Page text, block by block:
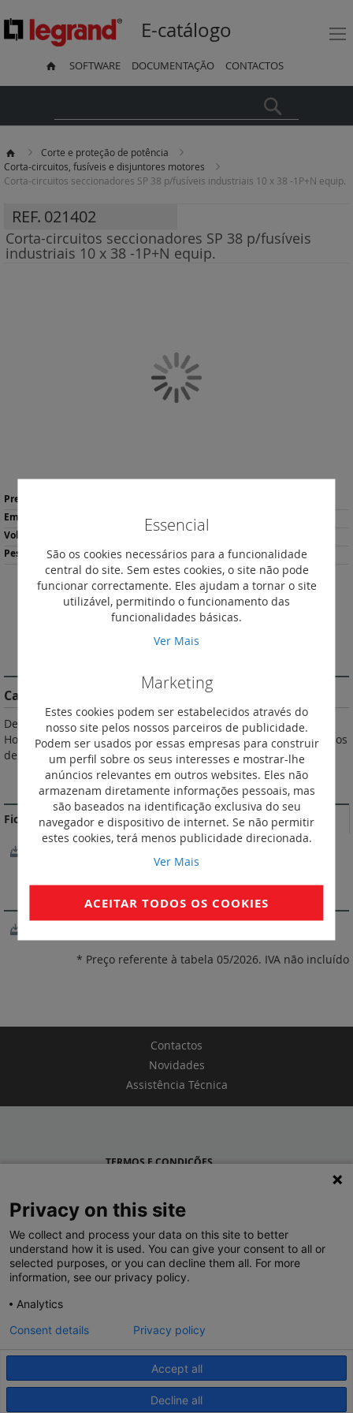
E-catálogo
SOFTWARE DOCUMENTAÇÃO CONTACTOS
Corte e proteção de potência
Corta-circuitos, fusíveis e disjuntores motores
Corta-circuitos seccionadores SP 38 p/fusíveis industriais 10 x 38 -1P+N equip.
REF. 021402
Corta-circuitos seccionadores SP 38 p/fusíveis
industriais 10 x 38 -1P+N equip.
Mais
informação
760
Descarregar
Ficha de Produto
Imprimir
Saltar
Galeria
de
imagens
Características do Produto
De acordo com as normas NF C 63-210 e IEC 60269-2.
Homologação Bureau Veritas.Altura sob painel 44 mm. Parafusos
de cabeça mista. Fixação por parafusos ou em calha.
MAIS INFORMAÇÃO
Fichas Técnicas
SOFTWARE
* Preço referente à tabela 05/2026. IVA não incluído
Contactos
Novidades
Assistência Técnica
Essencial
São os cookies necessários para a funcionalidade
central do site. Sem estes cookies, o site não pode
funcionar correctamente. Eles ajudam a tornar o site
utilizável, permitindo o funcionamento das
funcionalidades básicas.
Ver Mais
Marketing
Estes cookies podem ser estabelecidos através do
nosso site pelos nossos parceiros de publicidade.
Podem ser usados por essas empresas para construir
um perfil sobre os seus interesses e mostrar-lhe
anúncios relevantes em outros websites. Eles não
armazenam diretamente informações pessoais, mas
são baseados na identificação exclusiva do seu
navegador e dispositivo de internet. Se não permitir
estes cookies, terá menos publicidade direcionada.
Ver Mais
ACEITAR TODOS OS COOKIES
TERMOS E CONDIÇÕES
LEGRAND PORTUGAL
GRUPO LEGRAND NO MUNDO
© 2020 Legrand. Todos os direitos reservados.
Privacy on this site
We collect and process your data on this site to better
understand how it is used. You can give your consent to all or
selected purposes, or you can decline them all. For more
information, see our privacy policy.
Analytics
Accept all
Decline all
Consent details Privacy policy